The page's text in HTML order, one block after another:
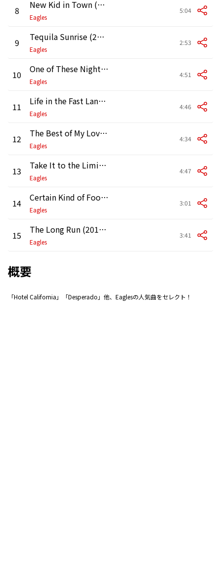
8 New Kid in Town (2013 Remaster)
Eagles
5:04
9 Tequila Sunrise (2013 Remaster)
Eagles
2:53
10 One of These Nights (2013 Remaster)
Eagles
4:51
11 Life in the Fast Lane (2013 Remaster)
Eagles
4:46
12 The Best of My Love (2013 Remaster)
Eagles
4:34
13 Take It to the Limit (2013 Remaster)
Eagles
4:47
14 Certain Kind of Fool (2013 Remaster)
Eagles
3:01
15 The Long Run (2013 Remaster)
Eagles
3:41
概要
「Hotel California」「Desperado」他、Eaglesの人気曲をセレクト！